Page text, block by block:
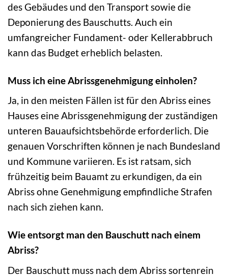
des Gebäudes und den Transport sowie die
Deponierung des Bauschutts. Auch ein
umfangreicher Fundament- oder Kellerabbruch
kann das Budget erheblich belasten.
Muss ich eine Abrissgenehmigung einholen?
Ja, in den meisten Fällen ist für den Abriss eines
Hauses eine Abrissgenehmigung der zuständigen
unteren Bauaufsichtsbehörde erforderlich. Die
genauen Vorschriften können je nach Bundesland
und Kommune variieren. Es ist ratsam, sich
frühzeitig beim Bauamt zu erkundigen, da ein
Abriss ohne Genehmigung empfindliche Strafen
nach sich ziehen kann.
Wie entsorgt man den Bauschutt nach einem
Abriss?
Der Bauschutt muss nach dem Abriss sortenrein